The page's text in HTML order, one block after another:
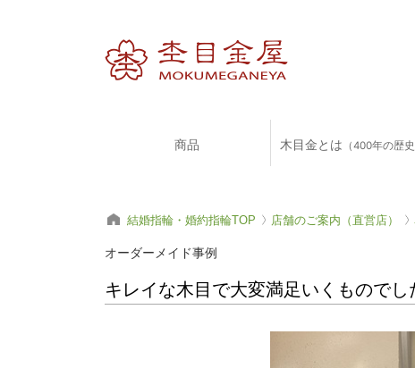
商品 木目金とは （400年の歴史
結婚指輪・婚約指輪TOP 店舗のご案内（直営店）
オーダーメイド事例
キレイな木目で大変満足いくもので